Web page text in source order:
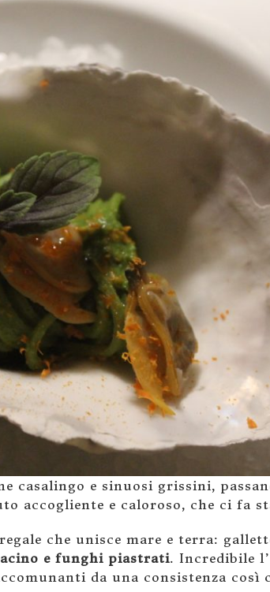
e sinuosi grissini,
accogliente e caloroso, che ci fa
che unisce mare e terra:
e funghi piastrati. Incredibile
da una consistenza così